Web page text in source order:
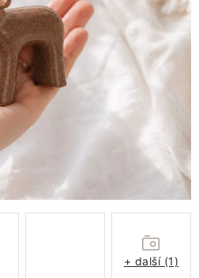
nejčastější dotazy
Obchodní podmínky
Spojte se s námi
+ další (1)